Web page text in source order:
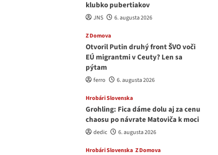
klubko pubertiakov
JNS 6. augusta 2026
Z Domova
Otvoril Putin druhý front ŠVO voči
EÚ migrantmi v Ceuty? Len sa
pýtam
ferro 6. augusta 2026
Hrobári Slovenska
Grohling: Fica dáme dolu aj za cenu
chaosu po návrate Matoviča k moci
dedic 6. augusta 2026
Hrobári Slovenska Z Domova